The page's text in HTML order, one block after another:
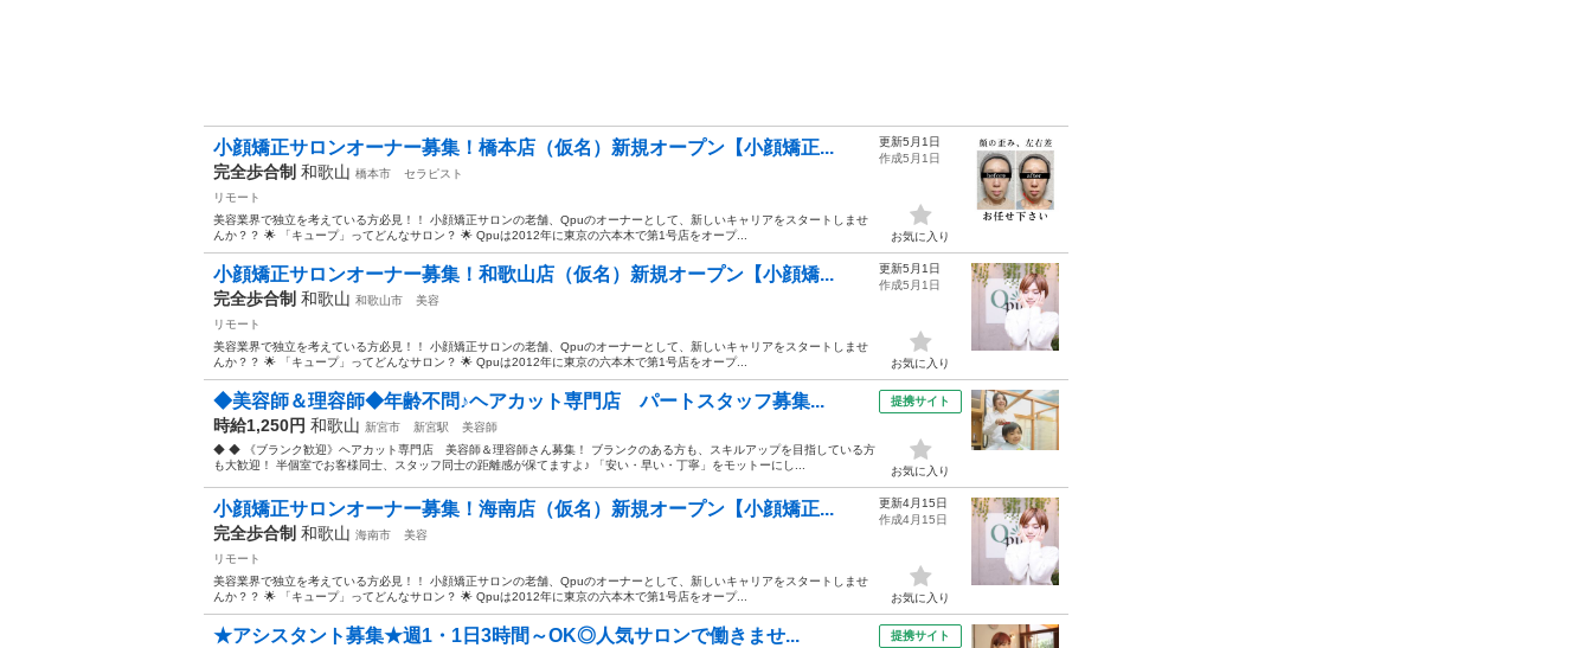
小顔矯正サロンオーナー募集！橋本店（仮名）新規オープン【小顔矯正...
完全歩合制 和歌山 橋本市
セラピスト
リモート
美容業界で独立を考えている方必見！！ 小顔矯正サロンの老舗、Qpuのオーナーとして、新しいキャリアをスタートしませ
んか？？ 🌟 「キュープ」ってどんなサロン？ 🌟 Qpuは2012年に東京の六本木で第1号店をオープ...
更新5月1日
作成5月1日
お気に入り
小顔矯正サロンオーナー募集！和歌山店（仮名）新規オープン【小顔矯...
完全歩合制 和歌山 和歌山市
美容
リモート
美容業界で独立を考えている方必見！！ 小顔矯正サロンの老舗、Qpuのオーナーとして、新しいキャリアをスタートしませ
んか？？ 🌟 「キュープ」ってどんなサロン？ 🌟 Qpuは2012年に東京の六本木で第1号店をオープ...
更新5月1日
作成5月1日
お気に入り
◆美容師＆理容師◆年齢不問♪ヘアカット専門店 パートスタッフ募集...
時給1,250円 和歌山 新宮市 新宮駅
美容師
◆ ◆ 《ブランク歓迎》ヘアカット専門店 美容師＆理容師さん募集！ ブランクのある方も、スキルアップを目指している方
も大歓迎！ 半個室でお客様同士、スタッフ同士の距離感が保てますよ♪ 「安い・早い・丁寧」をモットーにし...
提携サイト
お気に入り
小顔矯正サロンオーナー募集！海南店（仮名）新規オープン【小顔矯正...
完全歩合制 和歌山 海南市
美容
リモート
美容業界で独立を考えている方必見！！ 小顔矯正サロンの老舗、Qpuのオーナーとして、新しいキャリアをスタートしませ
んか？？ 🌟 「キュープ」ってどんなサロン？ 🌟 Qpuは2012年に東京の六本木で第1号店をオープ...
更新4月15日
作成4月15日
お気に入り
★アシスタント募集★週1・1日3時間～OK◎人気サロンで働きませ... 提携サイト